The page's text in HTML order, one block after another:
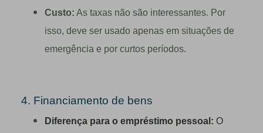
Custo: As taxas não são interessantes. Por
isso, deve ser usado apenas em situações de
emergência e por curtos períodos.
4. Financiamento de bens
Diferença para o empréstimo pessoal: O